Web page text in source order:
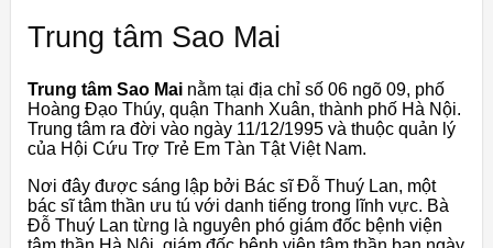
Trung tâm Sao Mai
Trung tâm Sao Mai nằm tại địa chỉ số 06 ngõ 09, phố
Hoàng Đạo Thúy, quận Thanh Xuân, thành phố Hà Nội.
Trung tâm ra đời vào ngày 11/12/1995 và thuộc quản lý
của Hội Cứu Trợ Trẻ Em Tàn Tật Việt Nam.
Nơi đây được sáng lập bởi Bác sĩ Đỗ Thuý Lan, một
bác sĩ tâm thần ưu tú với danh tiếng trong lĩnh vực. Bà
Đỗ Thuý Lan từng là nguyên phó giám đốc bệnh viện